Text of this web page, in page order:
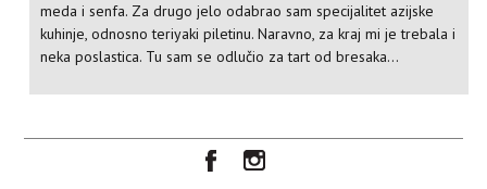
meda i senfa. Za drugo jelo odabrao sam specijalitet azijske
kuhinje, odnosno teriyaki piletinu. Naravno, za kraj mi je trebala i
neka poslastica. Tu sam se odlučio za tart od bresaka...